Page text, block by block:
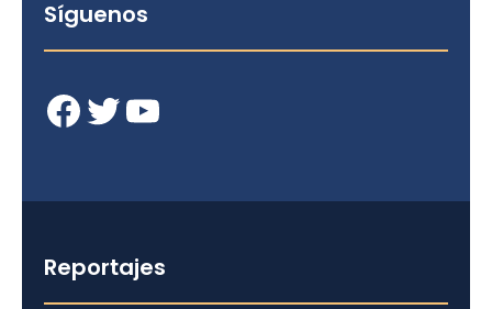
Síguenos
Facebook Twitter YouTube
Reportajes